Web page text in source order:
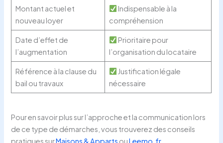
Montant actuel et
nouveau loyer
Indispensable à la
compréhension
Date d’effet de
l’augmentation
Prioritaire pour
l’organisation du locataire
Référence à la clause du
bail ou travaux
Justification légale
nécessaire
Pour en savoir plus sur l’approche et la communication lors
de ce type de démarches, vous trouverez des conseils
pratiques surMaisons & Apparts ouLeemo.fr.